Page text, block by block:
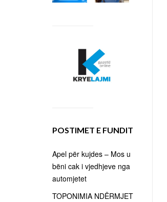
POSTIMET E FUNDIT
Apel për kujdes – Mos u
bëni cak i vjedhjeve nga
automjetet
TOPONIMIA NDËRMJET